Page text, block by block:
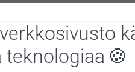
teknologiaa